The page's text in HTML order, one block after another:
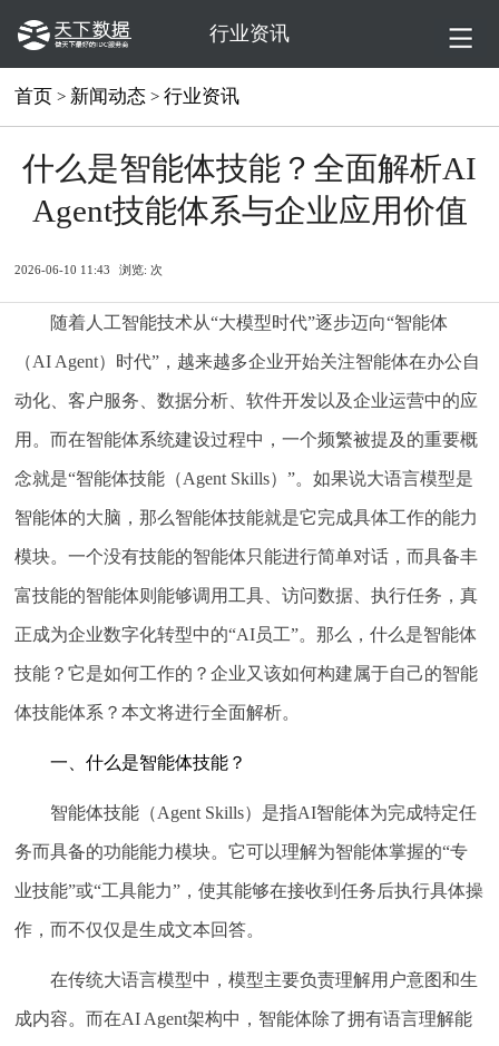
行业资讯
首页 > 新闻动态 >行业资讯
什么是智能体技能？全面解析AI
Agent技能体系与企业应用价值
2026-06-10 11:43 浏览: 次
随着人工智能技术从“大模型时代”逐步迈向“智能体
（AI Agent）时代”，越来越多企业开始关注智能体在办公自
动化、客户服务、数据分析、软件开发以及企业运营中的应
用。而在智能体系统建设过程中，一个频繁被提及的重要概
念就是“智能体技能（Agent Skills）”。如果说大语言模型是
智能体的大脑，那么智能体技能就是它完成具体工作的能力
模块。一个没有技能的智能体只能进行简单对话，而具备丰
富技能的智能体则能够调用工具、访问数据、执行任务，真
正成为企业数字化转型中的“AI员工”。那么，什么是智能体
技能？它是如何工作的？企业又该如何构建属于自己的智能
体技能体系？本文将进行全面解析。
一、什么是智能体技能？
智能体技能（Agent Skills）是指AI智能体为完成特定任
务而具备的功能能力模块。它可以理解为智能体掌握的“专
业技能”或“工具能力”，使其能够在接收到任务后执行具体操
作，而不仅仅是生成文本回答。
在传统大语言模型中，模型主要负责理解用户意图和生
成内容。而在AI Agent架构中，智能体除了拥有语言理解能